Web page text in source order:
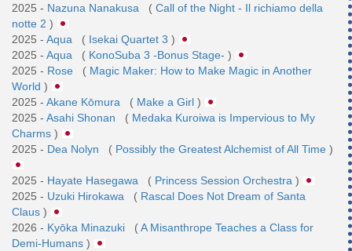
2025 - Nazuna Nanakusa ( Call of the Night - Il richiamo della
notte 2 )
2025 - Aqua ( Isekai Quartet 3 )
2025 - Aqua ( KonoSuba 3 -Bonus Stage- )
2025 - Rose ( Magic Maker: How to Make Magic in Another
World )
2025 - Akane Kōmura ( Make a Girl )
2025 - Asahi Shonan ( Medaka Kuroiwa is Impervious to My
Charms )
2025 - Dea Nolyn ( Possibly the Greatest Alchemist of All Time )
2025 - Hayate Hasegawa ( Princess Session Orchestra )
2025 - Uzuki Hirokawa ( Rascal Does Not Dream of Santa
Claus )
2026 - Kyōka Minazuki (A Misanthrope Teaches a Class for
Demi-Humans )